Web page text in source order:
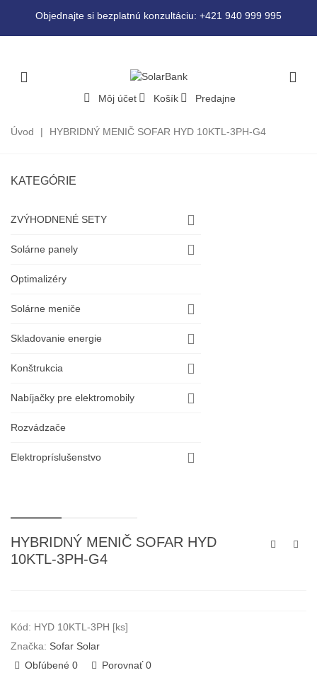
Objednajte si bezplatnú konzultáciu: +421 940 999 995
Môj účet Košík Predajne
Úvod | HYBRIDNÝ MENIČ SOFAR HYD 10KTL-3PH-G4
KATEGÓRIE
ZVÝHODNENÉ SETY
Solárne panely
Optimalizéry
Solárne meniče
Skladovanie energie
Konštrukcia
Nabíjačky pre elektromobily
Rozvádzače
Elektropríslušenstvo
HYBRIDNÝ MENIČ SOFAR HYD
10KTL-3PH-G4
Kód: HYD 10KTL-3PH [ks]
Značka: Sofar Solar
Obľúbené 0 Porovnať 0